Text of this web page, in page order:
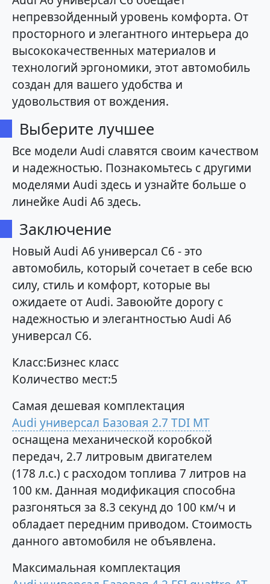
непревзойденный уровень комфорта. От
просторного и элегантного интерьера до
высококачественных материалов и
технологий эргономики, этот автомобиль
создан для вашего удобства и
удовольствия от вождения.
Выберите лучшее
Все модели Audi славятся своим качеством
и надежностью. Познакомьтесь с другими
моделями Audi здесь и узнайте больше о
линейке Audi A6 здесь.
Заключение
Новый Audi A6 универсал C6 - это
автомобиль, который сочетает в себе всю
силу, стиль и комфорт, которые вы
ожидаете от Audi. Завоюйте дорогу с
надежностью и элегантностью Audi A6
универсал C6.
Класс:Бизнес класс
Количество мест:5
Самая дешевая комплектация
Audi универсал Базовая 2.7 TDI MT
оснащена механической коробкой
передач, 2.7 литровым двигателем
(178 л.с.) с расходом топлива 7 литров на
100 км. Данная модификация способна
разгоняться за 8.3 секунд до 100 км/ч и
обладает передним приводом. Стоимость
данного автомобиля не объявлена.
Максимальная комплектация